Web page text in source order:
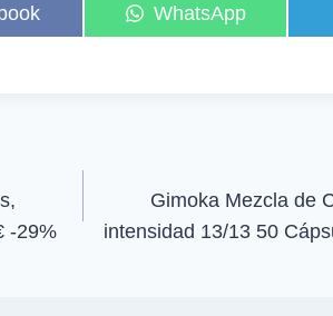
C
o
e
n
WhatsApp
-29%
Gimoka Mezcla de
intensidad 13/13 50